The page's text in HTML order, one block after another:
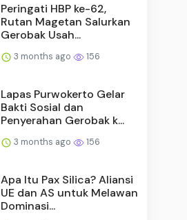
Peringati HBP ke-62,
Rutan Magetan Salurkan
Gerobak Usah...
3 months ago 156
Lapas Purwokerto Gelar
Bakti Sosial dan
Penyerahan Gerobak k...
3 months ago 156
Apa Itu Pax Silica? Aliansi
UE dan AS untuk Melawan
Dominasi...